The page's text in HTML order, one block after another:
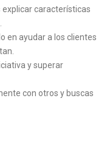
explicar características
en ayudar a los clientes
y superar
con otros y buscas